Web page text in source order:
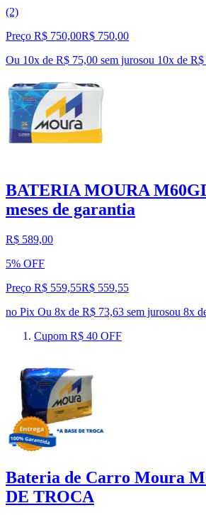
(2)
Preço R$ 750,00R$ 750,00
Ou 10x de R$ 75,00 sem jurosou 10x de R$
BATERIA MOURA
meses de garantia
R$ 589,00
5% OFF
Preço R$ 559,55R$ 559,55
no Pix Ou 8x de R$ 73,63 sem jurosou 8x
Cupom R$ 40 OFF
Bateria de Carro Moura
DE TROCA